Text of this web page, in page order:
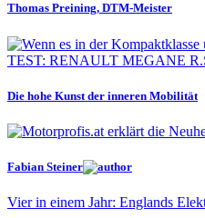
Thomas Preining, DTM-Meister
TEST: RENAULT MEGANE
Die hohe Kunst der inneren Mobilität
Fabian Steiner
Vier in einem Jahr: Englands